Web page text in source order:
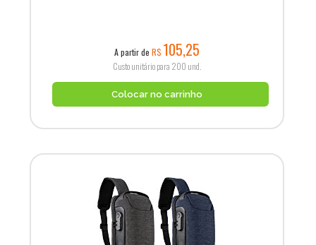
A partir de R$ 105,25
Custo unitário para 200 und.
Colocar no carrinho